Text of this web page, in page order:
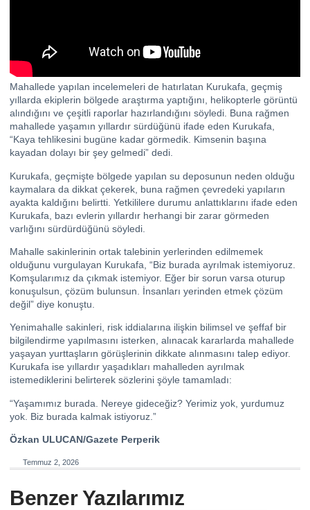
Mahallede yapılan incelemeleri de hatırlatan Kurukafa, geçmiş
yıllarda ekiplerin bölgede araştırma yaptığını, helikopterle görüntü
alındığını ve çeşitli raporlar hazırlandığını söyledi. Buna rağmen
mahallede yaşamın yıllardır sürdüğünü ifade eden Kurukafa,
“Kaya tehlikesini bugüne kadar görmedik. Kimsenin başına
kayadan dolayı bir şey gelmedi” dedi.
Kurukafa, geçmişte bölgede yapılan su deposunun neden olduğu
kaymalara da dikkat çekerek, buna rağmen çevredeki yapıların
ayakta kaldığını belirtti. Yetkililere durumu anlattıklarını ifade eden
Kurukafa, bazı evlerin yıllardır herhangi bir zarar görmeden
varlığını sürdürdüğünü söyledi.
Mahalle sakinlerinin ortak talebinin yerlerinden edilmemek
olduğunu vurgulayan Kurukafa, “Biz burada ayrılmak istemiyoruz.
Komşularımız da çıkmak istemiyor. Eğer bir sorun varsa oturup
konuşulsun, çözüm bulunsun. İnsanları yerinden etmek çözüm
değil” diye konuştu.
Yenimahalle sakinleri, risk iddialarına ilişkin bilimsel ve şeffaf bir
bilgilendirme yapılmasını isterken, alınacak kararlarda mahallede
yaşayan yurttaşların görüşlerinin dikkate alınmasını talep ediyor.
Kurukafa ise yıllardır yaşadıkları mahalleden ayrılmak
istemediklerini belirterek sözlerini şöyle tamamladı:
“Yaşamımız burada. Nereye gideceğiz? Yerimiz yok, yurdumuz
yok. Biz burada kalmak istiyoruz.”
Özkan ULUCAN/Gazete Perperik
Temmuz 2, 2026
Benzer Yazılarımız